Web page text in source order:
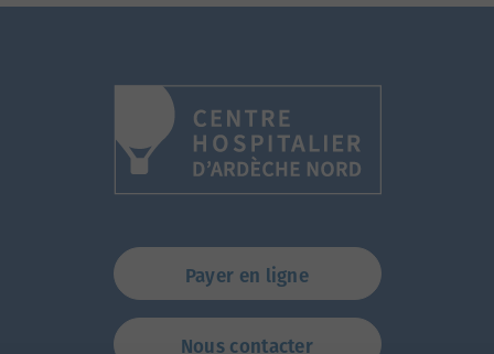
Payer en ligne
Nous contacter